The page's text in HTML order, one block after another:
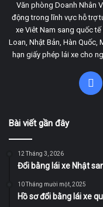
Văn phòng Doanh Nhân
động trong lĩnh vực hỗ trợ
xe Viêt Nam sang quốc
Loan, Nhật Bản, Hàn Quốc,
hạn giấy phép lái xe cho
Bài viết gần đây
12 Tháng 3, 2026
Đổi bằng lái xe Nhật
10 Tháng mười một, 2025
Hồ sơ đổi bằng lái xe